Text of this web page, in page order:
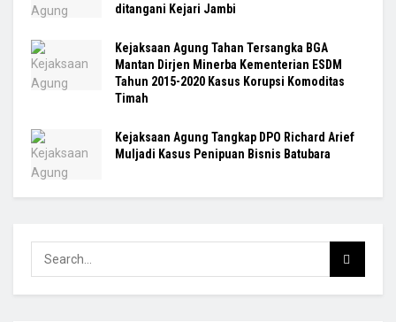
ditangani Kejari Jambi
Kejaksaan Agung Tahan Tersangka BGA
Mantan Dirjen Minerba Kementerian ESDM
Tahun 2015-2020 Kasus Korupsi Komoditas
Timah
Kejaksaan Agung Tangkap DPO Richard Arief
Muljadi Kasus Penipuan Bisnis Batubara